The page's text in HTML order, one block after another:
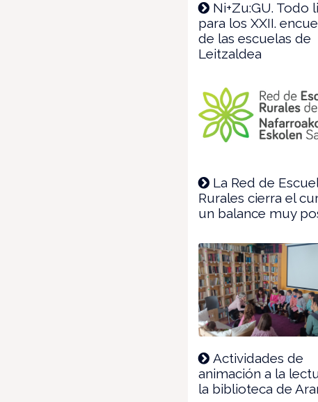
Ni+Zu:GU. Todo
para los XXII.
de las escuelas de
Leitzaldea
La Red de
Rurales cierra el
un balance muy
Actividades de
animación a la
la biblioteca de